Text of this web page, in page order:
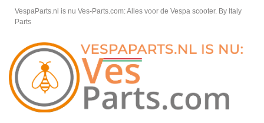
VespaParts.nl is nu Ves-Parts.com: Alles voor de Vespa scooter. By Italy
Parts